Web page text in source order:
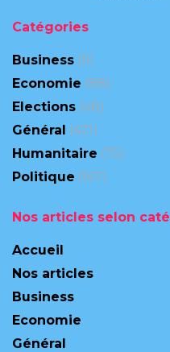
Catégories
Business (9)
Economie (88)
Elections (48)
Général (471)
Humanitaire (75)
Politique (167)
Nos articles selon
Accueil
Nos articles
Business
Economie
Général